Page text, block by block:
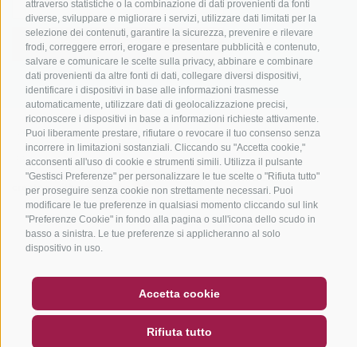
attraverso statistiche o la combinazione di dati provenienti da fonti
diverse, sviluppare e migliorare i servizi, utilizzare dati limitati per la
selezione dei contenuti, garantire la sicurezza, prevenire e rilevare
frodi, correggere errori, erogare e presentare pubblicità e contenuto,
salvare e comunicare le scelte sulla privacy, abbinare e combinare
dati provenienti da altre fonti di dati, collegare diversi dispositivi,
identificare i dispositivi in base alle informazioni trasmesse
automaticamente, utilizzare dati di geolocalizzazione precisi,
riconoscere i dispositivi in base a informazioni richieste attivamente.
Puoi liberamente prestare, rifiutare o revocare il tuo consenso senza
incorrere in limitazioni sostanziali. Cliccando su "Accetta cookie,"
acconsenti all'uso di cookie e strumenti simili. Utilizza il pulsante
"Gestisci Preferenze" per personalizzare le tue scelte o "Rifiuta tutto"
per proseguire senza cookie non strettamente necessari. Puoi
modificare le tue preferenze in qualsiasi momento cliccando sul link
"Preferenze Cookie" in fondo alla pagina o sull'icona dello scudo in
basso a sinistra. Le tue preferenze si applicheranno al solo
dispositivo in uso.
Accetta cookie
Rifiuta tutto
SOCIAL WALL
ISCRIVITI ADESSO
CREDITS | MAPPA DEL SITO | COOKIE POLICY PRIVACY |
PREFERENZE COOKIES
created with passion by